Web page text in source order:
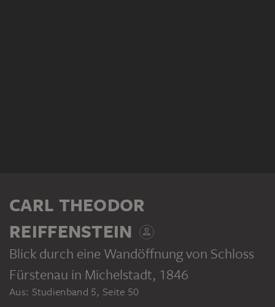
CARL THEODOR
REIFFENSTEIN
Blick durch eine Wandöffnung von Schloss
Fürstenau in Michelstadt, 1846
Aus: Studienband 5, Seite 50